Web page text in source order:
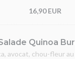
16,90 EUR
Quinoa
avocat, chou-fleur